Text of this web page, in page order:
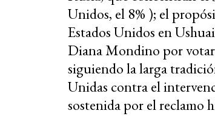
Unidos, el 8% ); el
Estados Unidos en
Diana Mondino por
siguiendo la larga
Unidas contra el
sostenida por el reclamo